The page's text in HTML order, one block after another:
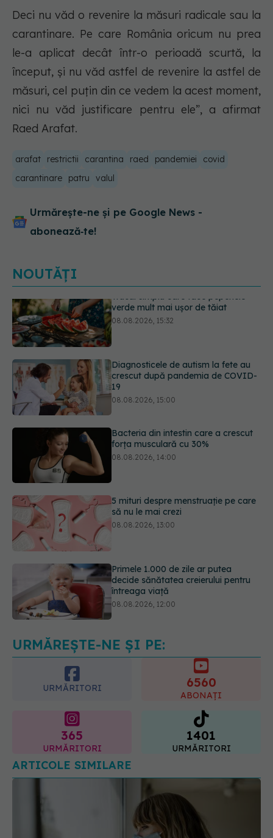
Deci nu văd o revenire la măsuri radicale sau la
carantinare. Pe care România oricum nu prea
le-a aplicat decât într-o perioadă scurtă, la
început, și nu văd astfel de revenire la astfel de
măsuri, cel puțin din ce vedem la acest moment,
nici nu văd justificare pentru ele”, a afirmat
Raed Arafat.
arafat restrictii carantina raed pandemiei
covid
carantinare
patru valul
Urmărește-ne și pe Google News -
abonează‑te!
NOUTĂȚI
Diagnosticele de autism la fete au
crescut după pandemia de COVID-
Bacteria din intestin care a crescut
forța musculară cu 30%
5 mituri despre menstruație pe care
să nu le mai crezi
Primele 1.000 de zile ar putea
decide sănătatea creierului pentru
Trucul simplu care face pepenele
verde mult mai ușor de tăiat
URMĂREȘTE-NE ȘI PE:
URMĂRITORI 6560
ABONAȚI
365
URMĂRITORI
1401
URMĂRITORI
ARTICOLE SIMILARE